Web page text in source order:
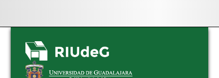
Skip
navigation